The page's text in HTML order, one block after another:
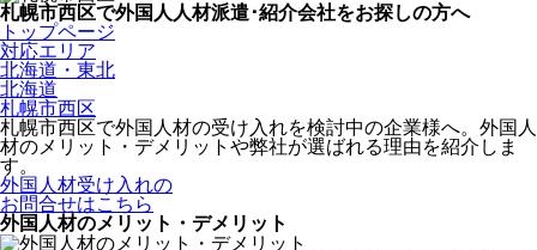
札幌市西区で外国人人材派遣･紹介会社をお探しの方へ
トップページ
対応エリア
北海道・東北
北海道
札幌市西区
札幌市西区で外国人材の受け入れを検討中の企業様へ。外国人
材のメリット・デメリットや弊社が選ばれる理由を紹介しま
す。
外国人材受け入れの
お問合せはこちら
外国人材のメリット・デメリット